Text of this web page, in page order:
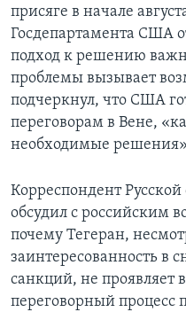
присяге в начале
Госдепартамента США
подход к решению
проблемы вызывает
подчеркнул, что США
переговорам в Вене,
необходимые
Корреспондент
обсудил с российским
почему Тегеран,
заинтересованность в
санкций, не проявляет
переговорный процесс